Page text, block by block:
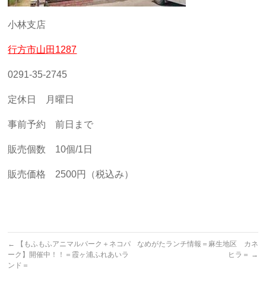
小林支店
行方市山田1287
0291-35-2745
定休日 月曜日
事前予約 前日まで
販売個数 10個/1日
販売価格 2500円（税込み）
←
【もふもふアニマルパーク＋ネコパ
ーク】開催中！！＝霞ヶ浦ふれあいラ
ンド＝
なめがたランチ情報＝麻生地区 カネ
ヒラ＝ →